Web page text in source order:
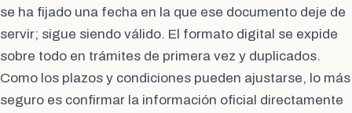
se ha fijado una fecha en la que ese documento deje de
servir; sigue siendo válido. El formato digital se expide
sobre todo en trámites de primera vez y duplicados.
Como los plazos y condiciones pueden ajustarse, lo más
seguro es confirmar la información oficial directamente